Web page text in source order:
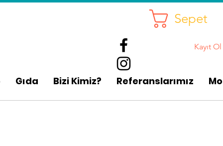
Gıda Bizi Kimiz? Referanslarımız
Sepet
Kayıt Ol